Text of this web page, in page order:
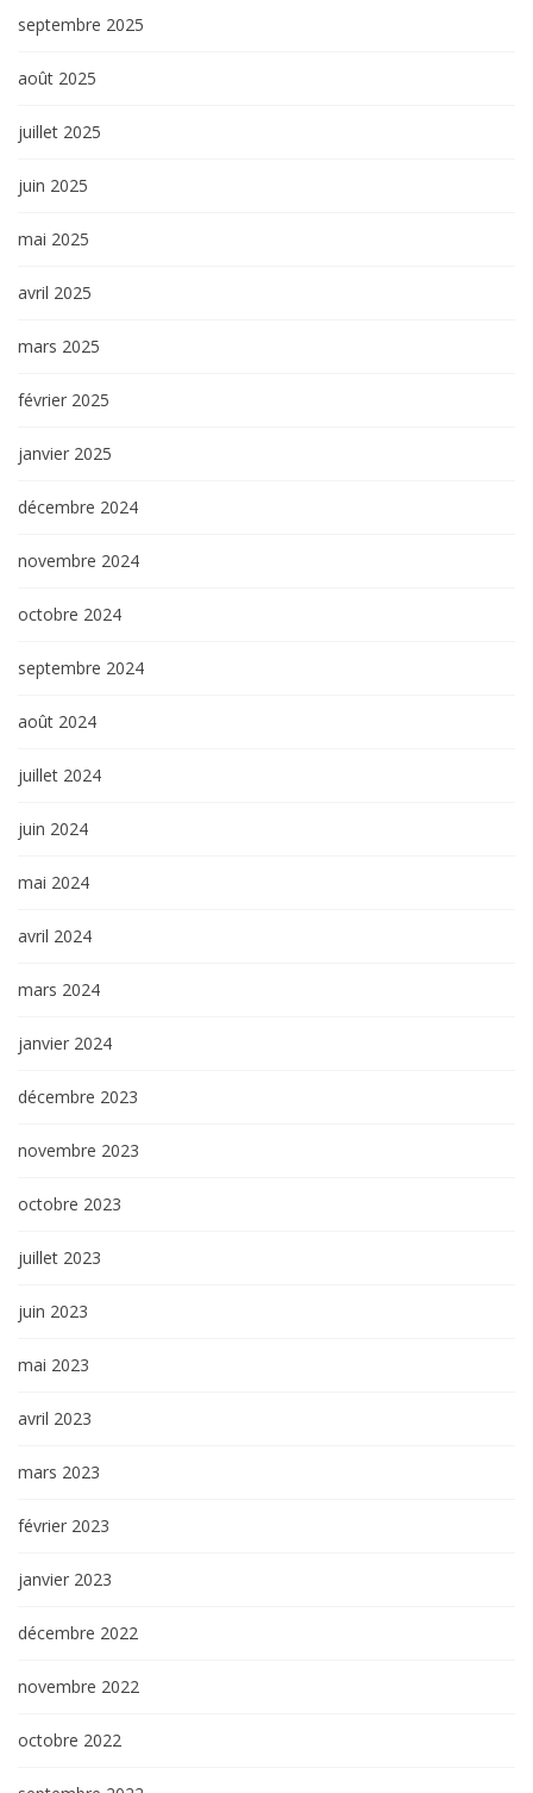
septembre 2025
août 2025
juillet 2025
juin 2025
mai 2025
avril 2025
mars 2025
février 2025
janvier 2025
décembre 2024
novembre 2024
octobre 2024
septembre 2024
août 2024
juillet 2024
juin 2024
mai 2024
avril 2024
mars 2024
janvier 2024
décembre 2023
novembre 2023
octobre 2023
juillet 2023
juin 2023
mai 2023
avril 2023
mars 2023
février 2023
janvier 2023
décembre 2022
novembre 2022
octobre 2022